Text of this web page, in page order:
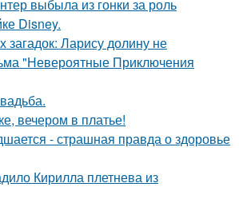
выбыла из гонки за роль
Disney.
загадок: Ларису долину не
"Невероятные Приключения
вечером в платье!
- страшная правда о здоровье
Кирилла плетнева из